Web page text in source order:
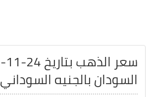
السودان بالجنيه السوداني